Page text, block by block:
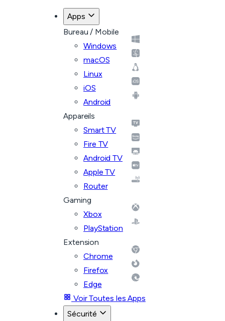
Apps
Bureau / Mobile
Windows
macOS
Linux
iOS
Android
Appareils
Smart TV
Fire TV
Android TV
Apple TV
Router
Gaming
Xbox
PlayStation
Extension
Chrome
Firefox
Edge
Voir Toutes les Apps
Sécurité